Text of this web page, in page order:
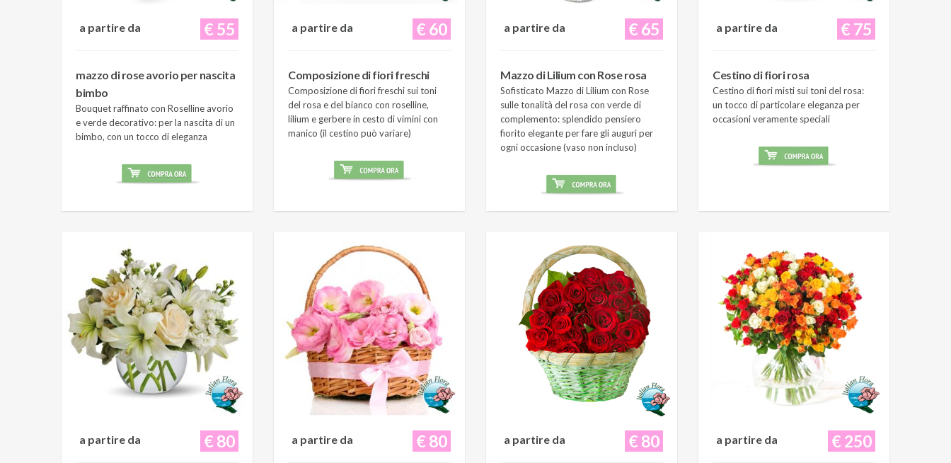
€ 55
a partire da
mazzo di rose avorio per nascita
bimbo
Bouquet raffinato con Roselline avorio
e verde decorativo: per la nascita di un
bimbo, con un tocco di eleganza
€ 60
a partire da
Composizione di fiori freschi
Composizione di fiori freschi sui toni
del rosa e del bianco con roselline,
lilium e gerbere in cesto di vimini con
manico (il cestino può variare)
€ 65
a partire da
Mazzo di Lilium con Rose rosa
Sofisticato Mazzo di Lilium con Rose
sulle tonalità del rosa con verde di
complemento: splendido pensiero
fiorito elegante per fare gli auguri per
ogni occasione (vaso non incluso)
€ 75
a partire da
Cestino di fiori rosa
Cestino di fiori misti sui toni del rosa:
un tocco di particolare eleganza per
occasioni veramente speciali
€ 80
a partire da € 80
a partire da € 80
a partire da € 250
a partire da